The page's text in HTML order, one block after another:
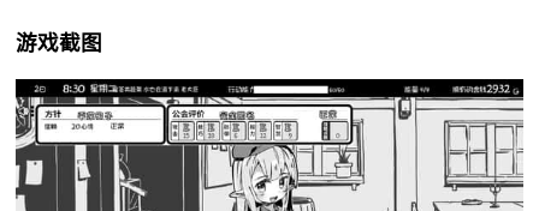
游戏截图